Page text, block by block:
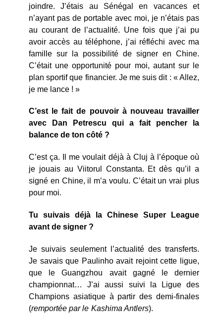
joindre. J’étais au Sénégal en vacances et
n’ayant pas de portable avec moi, je n’étais pas
au courant de l’actualité. Une fois que j’ai pu
avoir accès au téléphone, j’ai réfléchi avec ma
famille sur la possibilité de signer en Chine.
C’était une opportunité pour moi, autant sur le
plan sportif que financier. Je me suis dit : « Allez,
je me lance ! »
C’est le fait de pouvoir à nouveau travailler
avec Dan Petrescu qui a fait pencher la
balance de ton côté ?
C’est ça. Il me voulait déjà à Cluj à l’époque où
je jouais au Viitorul Constanta. Et dès qu’il a
signé en Chine, il m’a voulu. C’était un vrai plus
pour moi.
Tu suivais déjà la Chinese Super League
avant de signer ?
Je suivais seulement l’actualité des transferts.
Je savais que Paulinho avait rejoint cette ligue,
que le Guangzhou avait gagné le dernier
championnat… J’ai aussi suivi la Ligue des
Champions asiatique à partir des demi-finales
(remportée par le Kashima Antlers).